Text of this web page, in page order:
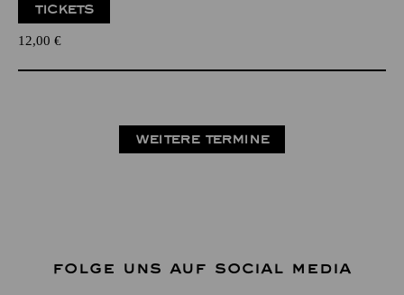
TICKETS
12,00 €
WEITERE TERMINE
FOLGE UNS AUF SOCIAL MEDIA